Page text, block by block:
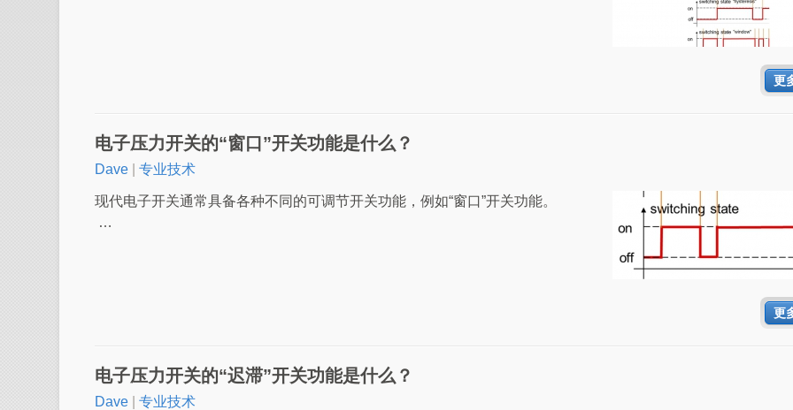
更
电子压力开关的“窗口”开关功能是什么？
Dave 专业技术
现代电子开关通常具备各种不同的可调节开关功能，例如“窗口”开关功能。
…
更
电子压力开关的“迟滞”开关功能是什么？
Dave 专业技术